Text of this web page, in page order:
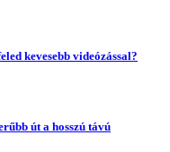
kevesebb videózással?
út a hosszú távú